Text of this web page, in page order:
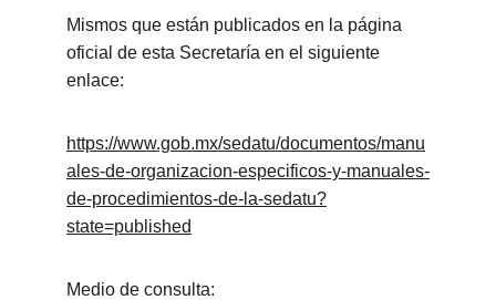
Mismos que están publicados en la página
oficial de esta Secretaría en el siguiente
enlace:
https://www.gob.mx/sedatu/documentos/manu
ales-de-organizacion-especificos-y-manuales-
de-procedimientos-de-la-sedatu?
state=published
Medio de consulta: